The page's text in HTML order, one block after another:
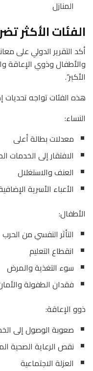
المنازل
الفئات الأكثر
أكد التقرير الدولي على
والأطفال وذوي الإعاقة
الأكبر”.
هذه الفئات تواجه تحديات
النساء:
معدلات بطالة أعلى
الافتقار إلى الخدمات
العنف والاستغلال
الأعباء الأسرية
الأطفال:
التأثر النفسي من الحرب
انقطاع التعليم
سوء التغذية والمرض
فقدان الطفولة
ذوو الإعاقة:
صعوبة الوصول إلى
نقص الرعاية الصحية
العزلة الاجتماعية